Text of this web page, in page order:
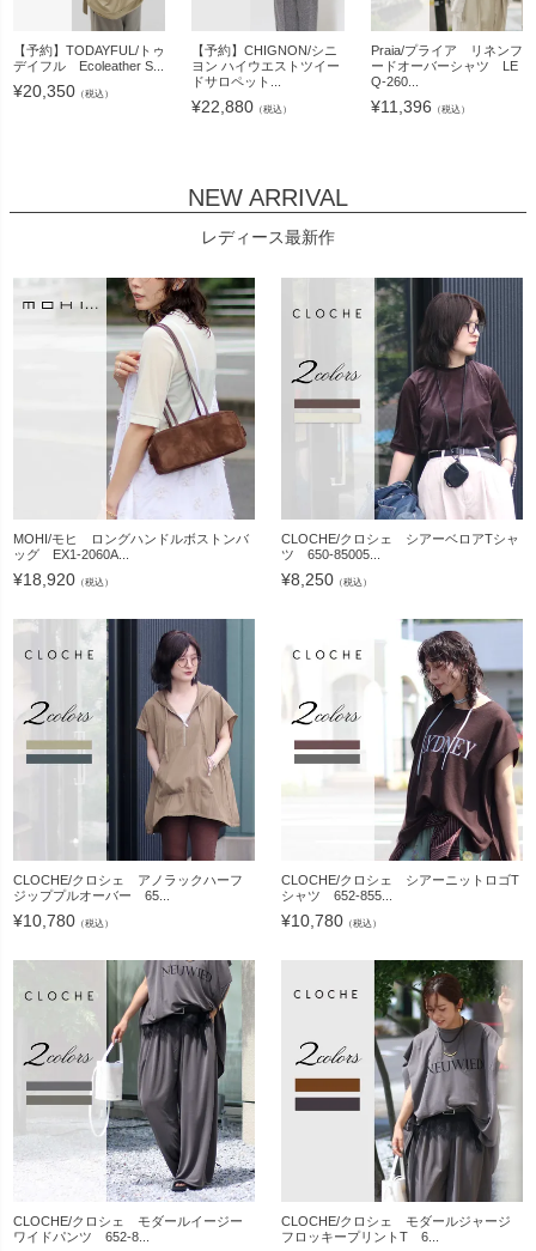
【予約】TODAYFUL/トゥ
デイフル Ecoleather S...
¥20,350 （税込）
【予約】CHIGNON/シニ
ヨン ハイウエストツイー
ドサロペット...
¥22,880 （税込）
Praia/プライア リネンフ
ードオーバーシャツ LE
Q-260...
¥11,396 （税込）
NEW ARRIVAL
レディース最新作
MOHI/モヒ ロングハンドルボストンバ
ッグ EX1-2060A...
¥18,920 （税込）
CLOCHE/クロシェ シアーベロアTシャ
ツ 650-85005...
¥8,250 （税込）
CLOCHE/クロシェ アノラックハーフ
ジッププルオーバー 65...
¥10,780 （税込）
CLOCHE/クロシェ シアーニットロゴT
シャツ 652-855...
¥10,780 （税込）
CLOCHE/クロシェ モダールイージー
ワイドパンツ 652-8...
CLOCHE/クロシェ モダールジャージ
フロッキープリントT 6...